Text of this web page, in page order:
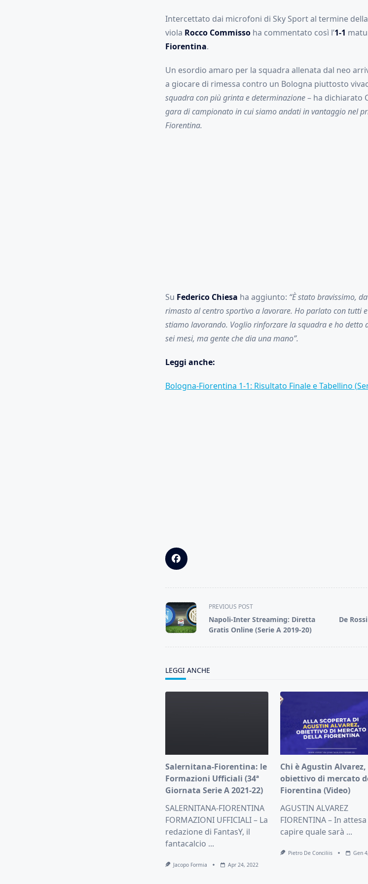
Intercettato dai microfoni di Sky Sport al termine della
viola Rocco Commissoha commentato così l’1-1
Fiorentina.
Un esordio amaro per la squadra allenata dal neo
a giocare di rimessa contro un Bologna piuttosto
squadra con più grinta e determinazione– ha dichiarato
gara di campionato in cui siamo andati in vantaggio nel
Fiorentina.
Su Federico Chiesa ha aggiunto: “È stato bravissimo,
rimasto al centro sportivo a lavorare. Ho parlato con tutti e
stiamo lavorando. Voglio rinforzare la squadra e ho detto
sei mesi, ma gente che dia una mano”.
Leggi anche:
Bologna-Fiorentina 1-1: Risultato Finale e Tabellino
<span
class="nav-
subtitle
PREVIOUS POST
Napoli-Inter Streaming: Diretta
Gratis Online (Serie A 2019-20)
De
LEGGI ANCHE
Salernitana-Fiorentina: le
Formazioni Ufficiali (34ª
Giornata Serie A 2021-22)
SALERNITANA-FIORENTINA
FORMAZIONI UFFICIALI – La
redazione di FantasY, il
fantacalcio ...
Jacopo Formia Apr 24, 2022
Chi è Agustin Alvarez,
obiettivo di mercato
Fiorentina (Video)
AGUSTIN ALVAREZ
FIORENTINA – In
capire quale sarà ...
Pietro De Conciliis Gen